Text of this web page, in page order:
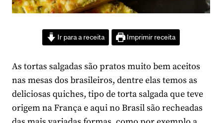
Ir para a receita Imprimir receita
As tortas salgadas são pratos muito bem aceitos
nas mesas dos brasileiros, dentre elas temos as
deliciosas quiches, tipo de torta salgada que teve
origem na França e aqui no Brasil são recheadas